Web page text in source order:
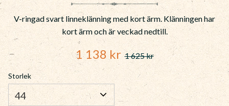
V-ringad svart linneklänning med kort ärm. Klänningen har
kort ärm och är veckad nedtill.
Nedsatt pris:
1 138 kr Ordinarie pris:
1 625kr
Storlek